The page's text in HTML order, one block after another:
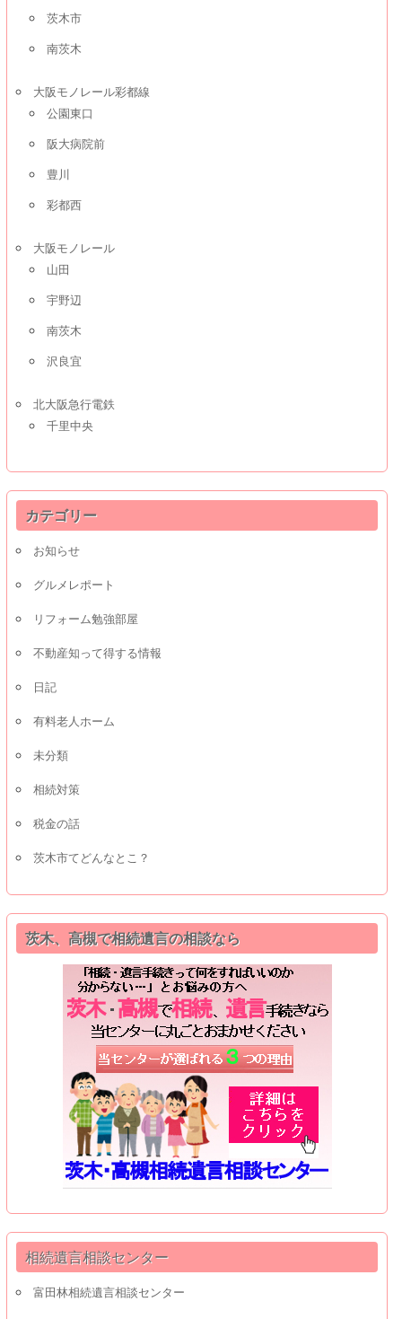
茨木市
南茨木
大阪モノレール彩都線
公園東口
阪大病院前
豊川
彩都西
大阪モノレール
山田
宇野辺
南茨木
沢良宜
北大阪急行電鉄
千里中央
カテゴリー
お知らせ
グルメレポート
リフォーム勉強部屋
不動産知って得する情報
日記
有料老人ホーム
未分類
相続対策
税金の話
茨木市てどんなとこ？
茨木、高槻で相続遺言の相談なら
相続遺言相談センター
富田林相続遺言相談センター